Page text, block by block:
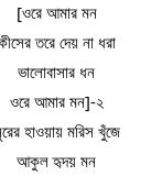
[ওরে আমার মন
তরে দেয় না ধরা
ভালোবাসার ধন
ওরে আমার মন]-২
হাওয়ায় মরিস খুঁজে
আকুল হৃদয় মন